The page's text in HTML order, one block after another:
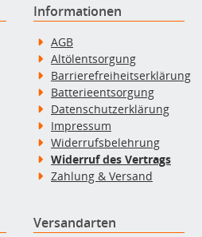
Informationen
AGB
Altölentsorgung
Barrierefreiheitserklärung
Batterieentsorgung
Datenschutzerklärung
Impressum
Widerrufsbelehrung
Widerruf des Vertrags
Zahlung & Versand
Versandarten